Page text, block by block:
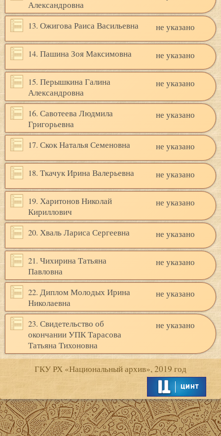
Александровна
13. Ожигова Раиса Васильевна не указано
14. Пашина Зоя Максимовна не указано
15. Перышкина Галина
Александровна
не указано
16. Савотеева Людмила
Григорьевна
не указано
17. Скок Наталья Семеновна не указано
18. Ткачук Ирина Валерьевна не указано
19. Харитонов Николай
Кириллович
не указано
20. Хваль Лариса Сергеевна не указано
21. Чихирина Татьяна
Павловна
не указано
22. Диплом Молодых Ирина
Николаевна
не указано
23. Свидетельство об
окончании УПК Тарасова
Татьяна Тихоновна
не указано
ГКУ РХ «Национальный архив», 2019 год